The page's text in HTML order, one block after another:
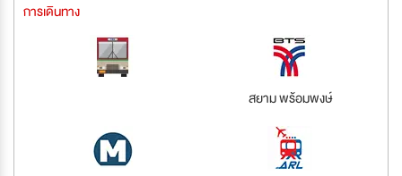
การเดินทาง
สยาม พร้อมพงษ์